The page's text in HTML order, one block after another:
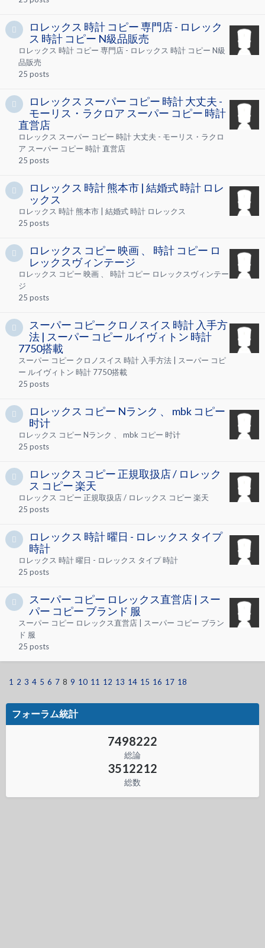
ロレックス 時計 コピー 専門店 - ロレック
ス 時計 コピー N級品販売
ロレックス 時計 コピー 専門店 - ロレックス 時計 コピー N級
品販売
25 posts
ロレックス スーパー コピー 時計 大丈夫 -
モーリス・ラクロア スーパー コピー 時計
直営店
ロレックス スーパー コピー 時計 大丈夫 - モーリス・ラクロ
ア スーパー コピー 時計 直営店
25 posts
ロレックス 時計 熊本市 | 結婚式 時計 ロレ
ックス
ロレックス 時計 熊本市 | 結婚式 時計 ロレックス
25 posts
ロレックス コピー 映画 、 時計 コピー ロ
レックスヴィンテージ
ロレックス コピー 映画 、 時計 コピー ロレックスヴィンテー
ジ
25 posts
スーパー コピー クロノスイス 時計 入手方
法 | スーパー コピー ルイヴィトン 時計
7750搭載
スーパー コピー クロノスイス 時計 入手方法 | スーパー コピ
ー ルイヴィトン 時計 7750搭載
25 posts
ロレックス コピー Nランク 、 mbk コピー
时计
ロレックス コピー Nランク 、 mbk コピー 时计
25 posts
ロレックス コピー 正規取扱店 / ロレック
ス コピー 楽天
ロレックス コピー 正規取扱店 / ロレックス コピー 楽天
25 posts
ロレックス 時計 曜日 - ロレックス タイプ
時計
ロレックス 時計 曜日 - ロレックス タイプ 時計
25 posts
スーパー コピー ロレックス直営店 | スー
パー コピー ブランド 服
スーパー コピー ロレックス直営店 | スーパー コピー ブラン
ド 服
25 posts
1 2 3 4 5 6 7 8 9 10 11 12 13 14 15 16 17 18
フォーラム統計
7498222
総論
3512212
総数